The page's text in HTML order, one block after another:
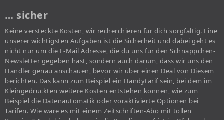
… sicher
Keine versteckte Kosten, wir recherchieren für dich sorgfältig. Eine
unserer wichtigsten Aufgaben ist die Sicherheit und dabei geht es
nicht nur um die E-Mail Adresse, die du uns für den Schnäppchen-
Newsletter gegeben hast, sondern auch darum, dass wir uns den
Händler genau anschauen, bevor wir über einen Deal von Diesem
berichten. Das kann zum Beispiel ein Handytarif sein, bei dem im
Kleingedruckten weitere Kosten entstehen können, wie zum
Beispiel die Datenautomatik oder voraktivierte Optionen bei
Tarifen. Wie wäre es mit einem Zeitschriften-Abo mit tollen